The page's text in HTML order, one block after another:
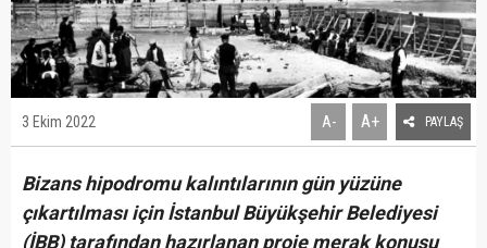
3 Ekim 2022 A- A+ PAYLAŞ
Bizans hipodromu kalıntılarının gün yüzüne
çıkartılması için İstanbul Büyükşehir Belediyesi
(İBB) tarafından hazırlanan proje merak konusu